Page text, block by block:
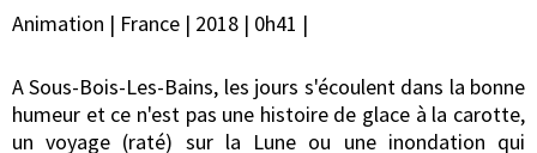
Animation | France | 2018 | 0h41 |
A Sous-Bois-Les-Bains, les jours s'écoulent dans la bonne
humeur et ce n'est pas une histoire de glace à la carotte,
un voyage (raté) sur la Lune ou une inondation qui